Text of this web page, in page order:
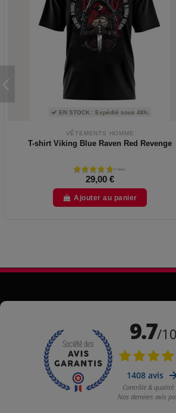
EN STOCK : Expédié sous 48h.
VÊTEMENTS HOMME
T-shirt Viking Blue Raven Red Revenge
29,00 €
Ajouter au panier